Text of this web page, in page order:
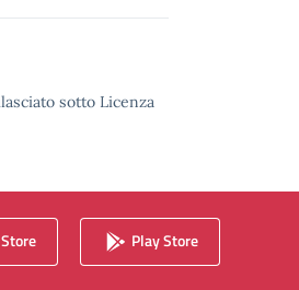
sotto Licenza
Play Store